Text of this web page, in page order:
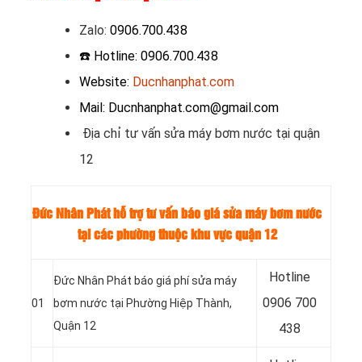
Zalo: 0906.700.438
☎️ Hotline: 0906.700.438
Website: Ducnhanphat.com
Mail: Ducnhanphat.com@gmail.com
Địa chỉ tư vấn sửa máy bơm nước tại quận
12
Đức Nhân Phát hỗ trợ tư vấn báo giá sửa máy bơm nước
tại các phường thuộc khu vực quận 12
01
Đức Nhân Phát báo giá phí sửa máy
bơm nước tại Phường Hiệp Thành,
Quận 12
Hotline
0906 700
438